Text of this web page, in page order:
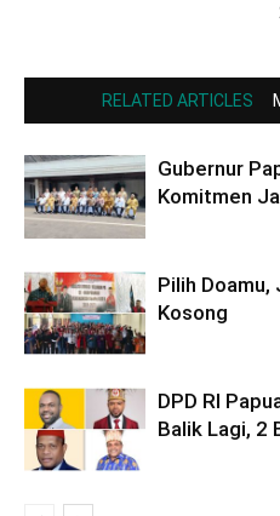
RELATED ARTICLES
Gubernur
Komitmen
Pilih Doamu,
Kosong
DPD RI
Balik Lagi, 2